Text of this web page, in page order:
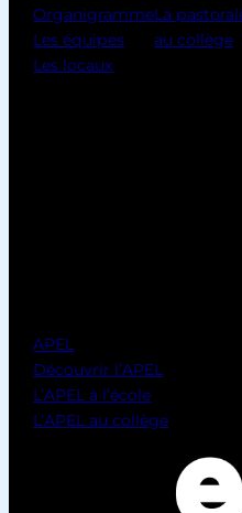
Organigramme
Les équipes
Les locaux
La
au collège
APEL
Découvrir l’APEL
L’APEL à l’école
L’APEL au collège